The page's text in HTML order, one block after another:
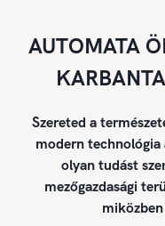
AUTOMATA
Szereted a
modern technológia
olyan tudást
mezőgazdasági